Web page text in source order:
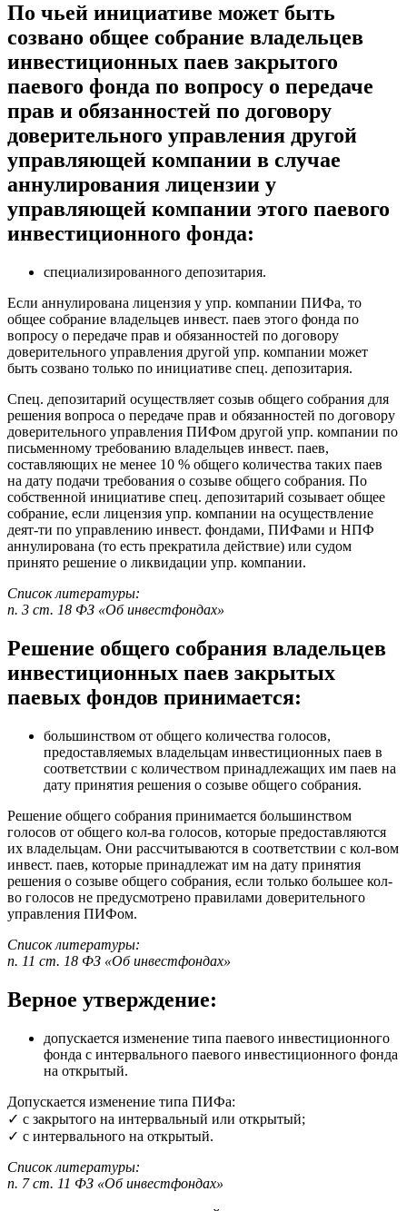
По чьей инициативе может быть
созвано общее собрание владельцев
инвестиционных паев закрытого
паевого фонда по вопросу о передаче
прав и обязанностей по договору
доверительного управления другой
управляющей компании в случае
аннулирования лицензии у
управляющей компании этого паевого
инвестиционного фонда:
специализированного депозитария.
Если аннулирована лицензия у упр. компании ПИФа, то
общее собрание владельцев инвест. паев этого фонда по
вопросу о передаче прав и обязанностей по договору
доверительного управления другой упр. компании может
быть созвано только по инициативе спец. депозитария.
Спец. депозитарий осуществляет созыв общего собрания для
решения вопроса о передаче прав и обязанностей по договору
доверительного управления ПИФом другой упр. компании по
письменному требованию владельцев инвест. паев,
составляющих не менее 10 % общего количества таких паев
на дату подачи требования о созыве общего собрания. По
собственной инициативе спец. депозитарий созывает общее
собрание, если лицензия упр. компании на осуществление
деят-ти по управлению инвест. фондами, ПИФами и НПФ
аннулирована (то есть прекратила действие) или судом
принято решение о ликвидации упр. компании.
Список литературы:
п. 3 ст. 18 ФЗ «Об инвестфондах»
Решение общего собрания владельцев
инвестиционных паев закрытых
паевых фондов принимается:
большинством от общего количества голосов,
предоставляемых владельцам инвестиционных паев в
соответствии с количеством принадлежащих им паев на
дату принятия решения о созыве общего собрания.
Решение общего собрания принимается большинством
голосов от общего кол-ва голосов, которые предоставляются
их владельцам. Они рассчитываются в соответствии с кол-вом
инвест. паев, которые принадлежат им на дату принятия
решения о созыве общего собрания, если только большее кол-
во голосов не предусмотрено правилами доверительного
управления ПИФом.
Список литературы:
п. 11 ст. 18 ФЗ «Об инвестфондах»
Верное утверждение:
допускается изменение типа паевого инвестиционного
фонда с интервального паевого инвестиционного фонда
на открытый.
Допускается изменение типа ПИФа:
✓ с закрытого на интервальный или открытый;
✓ с интервального на открытый.
Список литературы:
п. 7 ст. 11 ФЗ «Об инвестфондах»